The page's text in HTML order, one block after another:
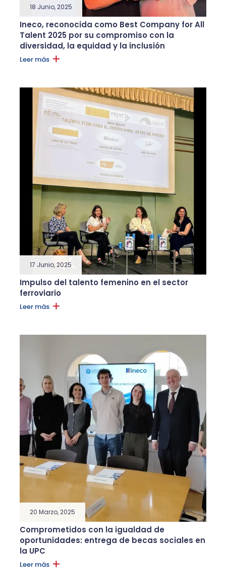
18 Junio, 2025
Ineco, reconocida como Best Company for All
Talent 2025 por su compromiso con la
diversidad, la equidad y la inclusión
Leer más
17 Junio, 2025
Impulso del talento femenino en el sector
ferroviario
Leer más
20 Marzo, 2025
Comprometidos con la igualdad de
oportunidades: entrega de becas sociales en
la UPC
Leer más